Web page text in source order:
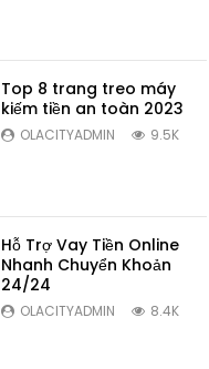
Top 8 trang treo máy
kiếm tiền an toàn 2023
OLACITYADMIN 9.5K
Hỗ Trợ Vay Tiền Online
Nhanh Chuyển Khoản
24/24
OLACITYADMIN 8.4K